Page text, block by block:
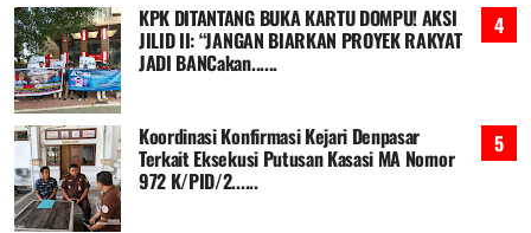
KPK DITANTANG BUKA KARTU DOMPU! AKSI
JILID II: “JANGAN BIARKAN PROYEK RAKYAT
JADI BANCakan......
Koordinasi Konfirmasi Kejari Denpasar
Terkait Eksekusi Putusan Kasasi MA Nomor
972 K/PID/2......